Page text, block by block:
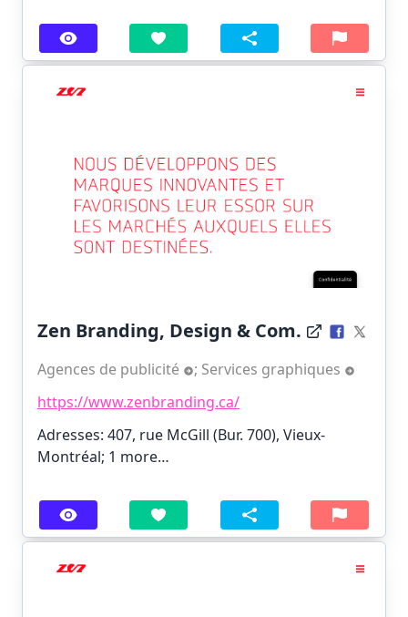
Zen Branding, Design & Com.
Agences de publicité ; Services graphiques
https://www.zenbranding.ca/
Adresses: 407, rue McGill (Bur. 700), Vieux-
Montréal; 1 more…